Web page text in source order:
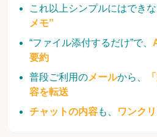
これ以上シンプルにはでき
メモ”
“ファイル添付するだけ”で、
要約
普段ご利用のメールから、
容を転送
チャットの内容も、 ワンク